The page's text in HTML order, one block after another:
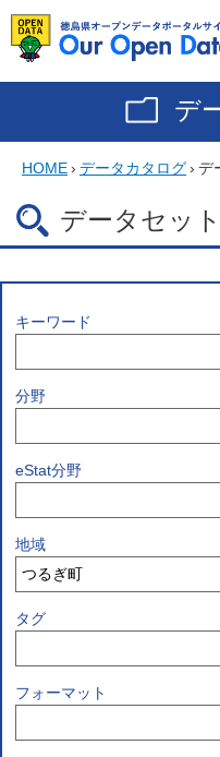
デ
HOME› データカタログ› デ
データセッ
キーワード
分野
eStat分野
地域
タグ
フォーマット